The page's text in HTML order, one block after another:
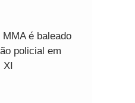
MMA é baleado
policial em
XI